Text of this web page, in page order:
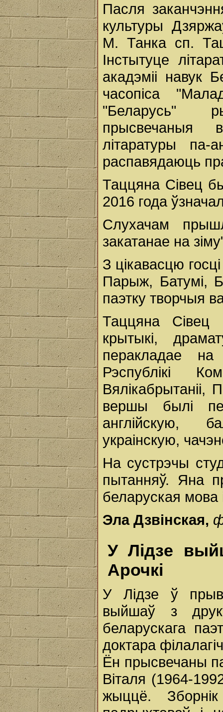
Пасля
культуры
М. Танка сп.
Інстытуце
акадэміі навук
часопіса
"Беларусь"
прысвечаныя
літаратуры па-
распавядаюць
Таццяна Сівец
2016 года
Слухачам
закатанае на
З цікавасцю
Парыж, Батумі,
паэтку творчыя
Таццяна Сівец
крытыкі,
перакладае
Рэспублікі
вершы былі
англійскую,
украінскую,
На сустрэчы
пытанняў. Яна
беларуская мова
Эла Дзвінская,
У Лідзе
Арочкі
У Лідзе ў
выйшаў з
беларускага
доктара
Ён прысвечаны
Віталя (1964-
жыццё.